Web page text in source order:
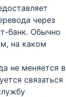
через
банк. Обычно
на каком
не меняется в
связаться